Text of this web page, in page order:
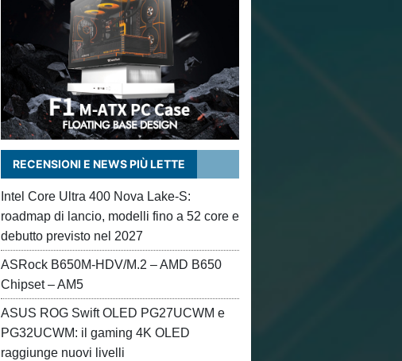
RECENSIONI E NEWS PIÙ LETTE
Intel Core Ultra 400 Nova Lake-S:
roadmap di lancio, modelli fino a 52 core e
debutto previsto nel 2027
ASRock B650M-HDV/M.2 – AMD B650
Chipset – AM5
ASUS ROG Swift OLED PG27UCWM e
PG32UCWM: il gaming 4K OLED
raggiunge nuovi livelli